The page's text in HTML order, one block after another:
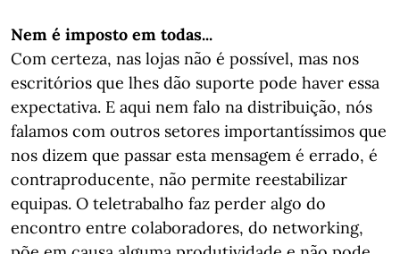
Nem é imposto em todas...
Com certeza, nas lojas não é possível, mas nos
escritórios que lhes dão suporte pode haver essa
expectativa. E aqui nem falo na distribuição, nós
falamos com outros setores importantíssimos que
nos dizem que passar esta mensagem é errado, é
contraproducente, não permite reestabilizar
equipas. O teletrabalho faz perder algo do
encontro entre colaboradores, do networking,